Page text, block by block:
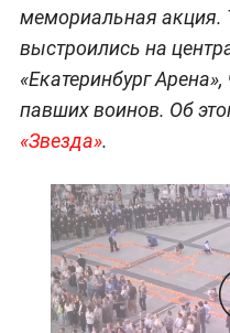
мемориальная акция.
выстроились на
«Екатеринбург
павших воинов. Об
«Звезда».